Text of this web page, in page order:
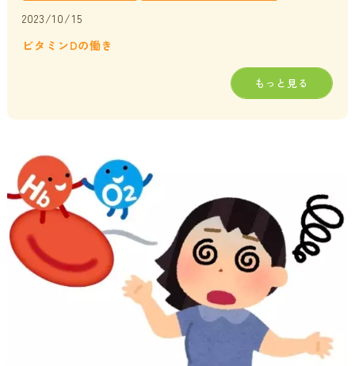
2023/10/15
ビタミンDの働き
もっと見る